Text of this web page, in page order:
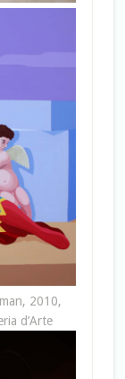
2010,
d’Arte